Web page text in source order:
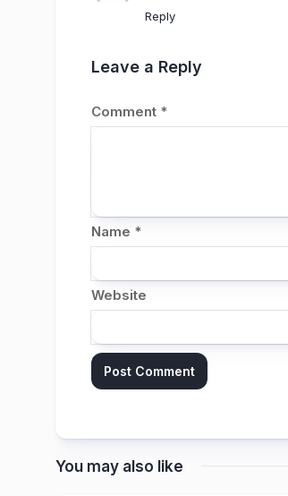
Reply
Leave a Reply
Comment *
Name *
Website
You may also like